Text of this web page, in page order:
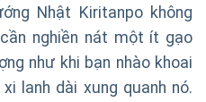
Nhật Kiritanpo không
nghiền nát một ít gạo
như khi bạn nhào khoai
lanh dài xung quanh nó.